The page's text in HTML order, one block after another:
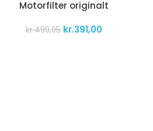
Motorfilter originalt
kr.499,95 kr.391,00